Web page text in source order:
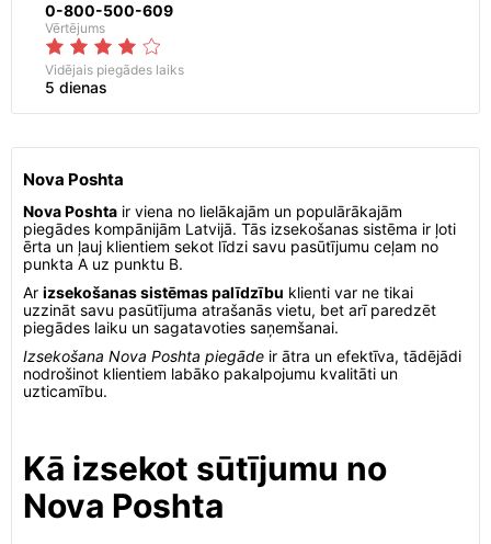
0-800-500-609
Vērtējums
Vidējais piegādes laiks
5 dienas
Nova Poshta
Nova Poshta ir viena no lielākajām un populārākajām
piegādes kompānijām Latvijā. Tās izsekošanas sistēma ir ļoti
ērta un ļauj klientiem sekot līdzi savu pasūtījumu ceļam no
punkta A uz punktu B.
Ar izsekošanas sistēmas palīdzību klienti var ne tikai
uzzināt savu pasūtījuma atrašanās vietu, bet arī paredzēt
piegādes laiku un sagatavoties saņemšanai.
Izsekošana Nova Poshta piegāde ir ātra un efektīva, tādējādi
nodrošinot klientiem labāko pakalpojumu kvalitāti un
uzticamību.
Kā izsekot sūtījumu no
Nova Poshta